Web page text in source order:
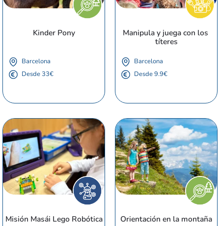
Kinder Pony
Barcelona
Desde 33€
Manipula y juega con los
títeres
Barcelona
Desde 9.9€
Misión Masái Lego Robótica Orientación en la montaña